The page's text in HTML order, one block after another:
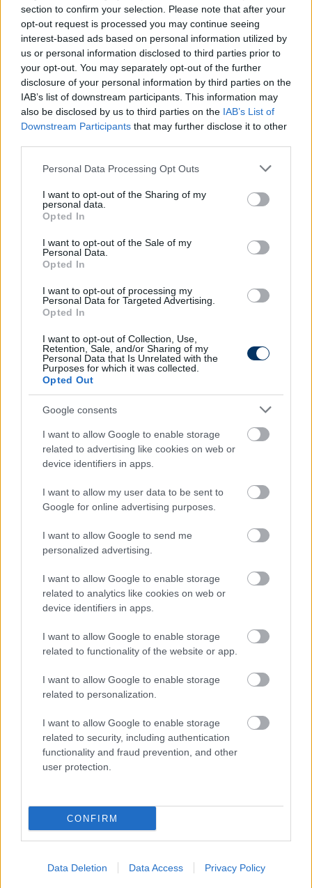
section to confirm your selection. Please note that after your
opt-out request is processed you may continue seeing
interest-based ads based on personal information utilized by
us or personal information disclosed to third parties prior to
your opt-out. You may separately opt-out of the further
disclosure of your personal information by third parties on the
IAB’s list of downstream participants. This information may
also be disclosed by us to third parties on the IAB’s List of
Downstream Participants that may further disclose it to other
Please note that this website/app uses one or more Google
not limited to your visit or usage behaviour. You may click to
grant or deny consent to Google and its third-party tags to
use your data for below specified purposes in below Google
consent section.
Personal Data Processing Opt Outs
I want to opt-out of the Sharing of my
personal data.
Opted In
I want to opt-out of the Sale of my
Personal Data.
Opted In
I want to opt-out of processing my
Personal Data for Targeted Advertising.
Opted In
I want to opt-out of Collection, Use,
Retention, Sale, and/or Sharing of my
Personal Data that Is Unrelated with the
Purposes for which it was collected.
Opted Out
Google consents
I want to allow Google to enable storage
related to advertising like cookies on web or
device identifiers in apps.
I want to allow my user data to be sent to
Google for online advertising purposes.
I want to allow Google to send me
personalized advertising.
I want to allow Google to enable storage
related to analytics like cookies on web or
device identifiers in apps.
I want to allow Google to enable storage
related to functionality of the website or app.
I want to allow Google to enable storage
related to personalization.
I want to allow Google to enable storage
related to security, including authentication
functionality and fraud prevention, and other
user protection.
CONFIRM
Data Deletion Data Access Privacy Policy
tárgyalniuk.
Berecznek nem lenne ismeretlen a DVTK, hiszen
Miskolcon született, a klub utánpótlásában is
játszott, mielőtt a Kubala Akadémiára került. A
középpályás aztán 2014-ben csatlakozott az
angyalföldiek első csapatához, a 2016/17-es
idényben pedig meghatározó játékosként nyert NB
I-es bajnoki bronzérmet és kupaezüstöt a klubbal.
Ezt követően a Vidihez és a Mezőkövesdhez igazolt,
ahonnan 2021 februárjában tért vissza a Vasashoz.
A Csakfoci aktuális szavazásán az alábbi kérdést
tettük fel: A következő körben már az összes NB
Fradi-Noah, Puskás-Arisz, Győr-Pjunyik, Paks-
Maribor. Hány együttesünk kerül ki végső
itt!
ötszörös áron adják el a légióst
Jansen csapatához
Honlapunk úgy tudja, a Fradi bombaüzletet kötött
Raul Gustavo eladásával.
Itt állíthatod be, hogy a Csakfoci az elsők
között legyen a Google-találatokban
Tetszett a cikk? Megosztanád?
CÍMKÉK: #MAGYAR FOCI #NB I #ÁTIGAZOLÁSOK
#NB
#DIÓSGYŐR #DVTK
VTK
#KAZINCBARCIKA #BERECZ ZSOMBOR